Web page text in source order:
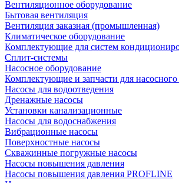
Вентиляционное оборудование
Бытовая вентиляция
Вентиляция заказная (промышленная)
Климатическое оборудование
Комплектующие для систем
Сплит-системы
Насосное оборудование
Комплектующие и запчасти для насосного
Насосы для водоотведения
Дренажные насосы
Установки канализационные
Насосы для водоснабжения
Вибрационные насосы
Поверхностные насосы
Скважинные погружные насосы
Насосы повышения давления
Насосы повышения давления PROFLINE